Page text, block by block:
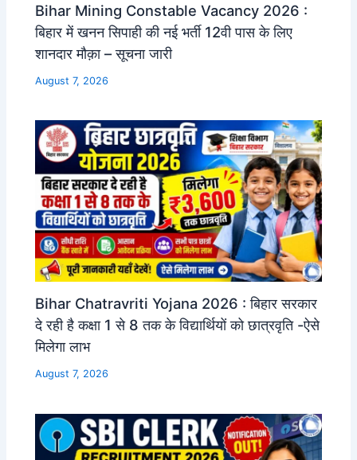
Bihar Mining Constable Vacancy 2026 :
बिहार में खनन सिपाही की नई भर्ती 12वी पास के लिए
शानदार मौक़ा – सूचना जारी
August 7, 2026
Bihar Chatravriti Yojana 2026 : बिहार सरकार
दे रही है कक्षा 1 से 8 तक के विद्यार्थियों को छात्रवृति -ऐसे
मिलेगा लाभ
August 7, 2026